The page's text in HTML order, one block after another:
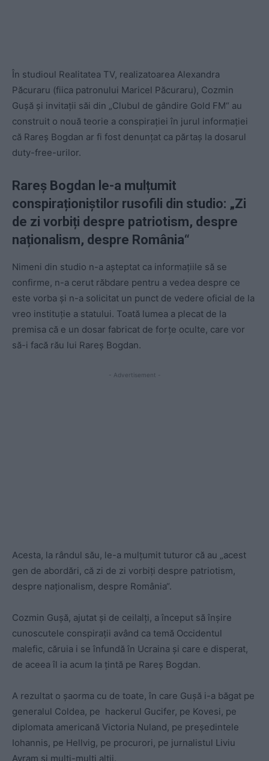
În studioul Realitatea TV, realizatoarea Alexandra
Păcuraru (fiica patronului Maricel Păcuraru), Cozmin
Gușă și invitații săi din „Clubul de gândire Gold FM“ au
construit o nouă teorie a conspirației în jurul informației
că Rareș Bogdan ar fi fost denunțat ca părtaș la dosarul
duty-free-urilor.
Rareș Bogdan le-a mulțumit
conspiraționiștilor rusofili din studio: „Zi
de zi vorbiți despre patriotism, despre
naționalism, despre România“
Nimeni din studio n-a așteptat ca informațiile să se
confirme, n-a cerut răbdare pentru a vedea despre ce
este vorba și n-a solicitat un punct de vedere oficial de la
vreo instituție a statului. Toată lumea a plecat de la
premisa că e un dosar fabricat de forțe oculte, care vor
să-i facă rău lui Rareș Bogdan.
- Advertisement -
Acesta, la rândul său, le-a mulțumit tuturor că au „acest
gen de abordări, că zi de zi vorbiți despre patriotism,
despre naționalism, despre România“.
Cozmin Gușă, ajutat și de ceilalți, a început să înșire
cunoscutele conspirații având ca temă Occidentul
malefic, căruia i se înfundă în Ucraina și care e disperat,
de aceea îl ia acum la țintă pe Rareș Bogdan.
A rezultat o șaorma cu de toate, în care Gușă i-a băgat pe
generalul Coldea, pe hackerul Gucifer, pe Kovesi, pe
diplomata americană Victoria Nuland, pe președintele
Iohannis, pe Hellvig, pe procurori, pe jurnalistul Liviu
Avram și mulți-mulți alții.